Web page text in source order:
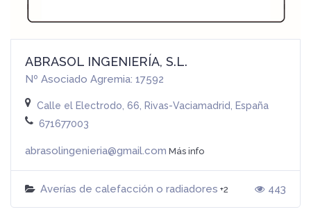
ABRASOL INGENIERÍA, S.L.
Nº Asociado Agremia: 17592
Calle el Electrodo, 66, Rivas-Vaciamadrid, España
671677003
abrasolingenieria@gmail.com Más info
Averías de calefacción o radiadores +2 443